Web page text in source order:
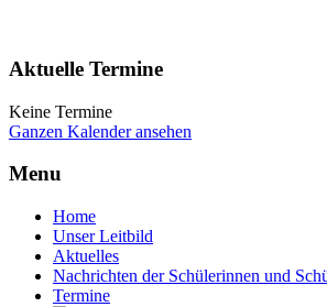
Aktuelle Termine
Keine Termine
Ganzen Kalender ansehen
Menu
Home
Unser Leitbild
Aktuelles
Nachrichten der Schülerinnen und
Termine